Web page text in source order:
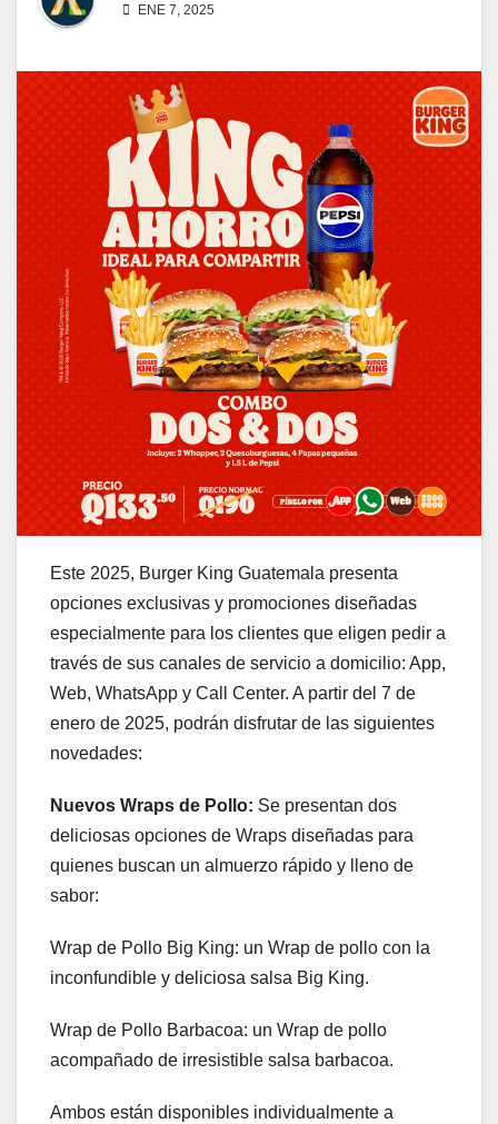
ENE 7, 2025
Este 2025, Burger King Guatemala presenta
opciones exclusivas y promociones diseñadas
especialmente para los clientes que eligen pedir a
través de sus canales de servicio a domicilio: App,
Web, WhatsApp y Call Center. A partir del 7 de
enero de 2025, podrán disfrutar de las siguientes
novedades:
Nuevos Wraps de Pollo: Se presentan dos
deliciosas opciones de Wraps diseñadas para
quienes buscan un almuerzo rápido y lleno de
sabor:
Wrap de Pollo Big King: un Wrap de pollo con la
inconfundible y deliciosa salsa Big King.
Wrap de Pollo Barbacoa: un Wrap de pollo
acompañado de irresistible salsa barbacoa.
Ambos están disponibles individualmente a